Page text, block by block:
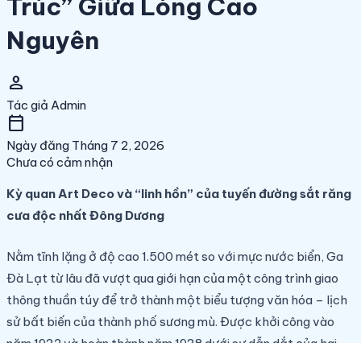
Trúc” Giữa Lòng Cao
Nguyên
person
Tác giả Admin
calendar_today
Ngày đăng Tháng 7 2, 2026
Chưa có cảm nhận
Kỳ quan Art Deco và “linh hồn” của tuyến đường sắt răng
cưa độc nhất Đông Dương
Nằm tĩnh lặng ở độ cao 1.500 mét so với mực nước biển, Ga
Đà Lạt từ lâu đã vượt qua giới hạn của một công trình giao
thông thuần túy để trở thành một biểu tượng văn hóa – lịch
sử bất biến của thành phố sương mù. Được khởi công vào